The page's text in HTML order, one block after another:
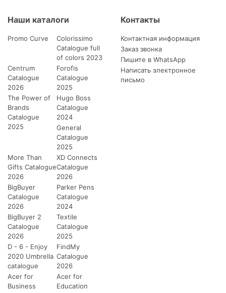
Наши каталоги
Promo Curve
Colorissimo
Catalogue full
of colors 2023
Centrum
Catalogue
2026
Forofis
Catalogue
2025
The Power of
Brands
Catalogue
2025
Hugo Boss
Catalogue
2024
General
Catalogue
2025
More Than
Gifts Catalogue
2026
XD Connects
Catalogue
2026
BigBuyer
Catalogue
2026
Parker Pens
Catalogue
2024
BigBuyer 2
Catalogue
2026
Textile
Catalogue
2025
D - 6 - Enjoy
2020 Umbrella
catalogue
FindMy
Catalogue
2026
Acer for
Business
Acer for
Education
Контакты
Контактная информация
Заказ звонка
Пишите в WhatsApp
Написать электронное
письмо